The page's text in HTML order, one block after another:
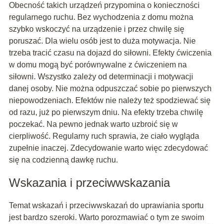
Obecność takich urządzeń przypomina o konieczności
regularnego ruchu. Bez wychodzenia z domu można
szybko wskoczyć na urządzenie i przez chwilę się
poruszać. Dla wielu osób jest to duża motywacja. Nie
trzeba tracić czasu na dojazd do siłowni. Efekty ćwiczenia
w domu mogą być porównywalne z ćwiczeniem na
siłowni. Wszystko zależy od determinacji i motywacji
danej osoby. Nie można odpuszczać sobie po pierwszych
niepowodzeniach. Efektów nie należy też spodziewać się
od razu, już po pierwszym dniu. Na efekty trzeba chwilę
poczekać. Na pewno jednak warto uzbroić się w
cierpliwość. Regularny ruch sprawia, że ciało wygląda
zupełnie inaczej. Zdecydowanie warto więc zdecydować
się na codzienną dawkę ruchu.
Wskazania i przeciwwskazania
Temat wskazań i przeciwwskazań do uprawiania sportu
jest bardzo szeroki. Warto porozmawiać o tym ze swoim